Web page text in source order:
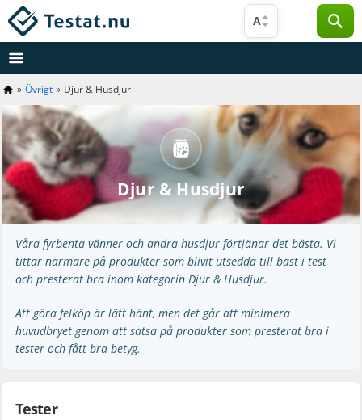
Hoppa
till
innehåll
A
» Övrigt » Djur & Husdjur
Djur & Husdjur
Våra fyrbenta vänner och andra husdjur förtjänar det bästa. Vi
tittar närmare på produkter som blivit utsedda till bäst i test
och presterat bra inom kategorin Djur & Husdjur.
Att göra felköp är lätt hänt, men det går att minimera
huvudbryet genom att satsa på produkter som presterat bra i
tester och fått bra betyg.
Tester